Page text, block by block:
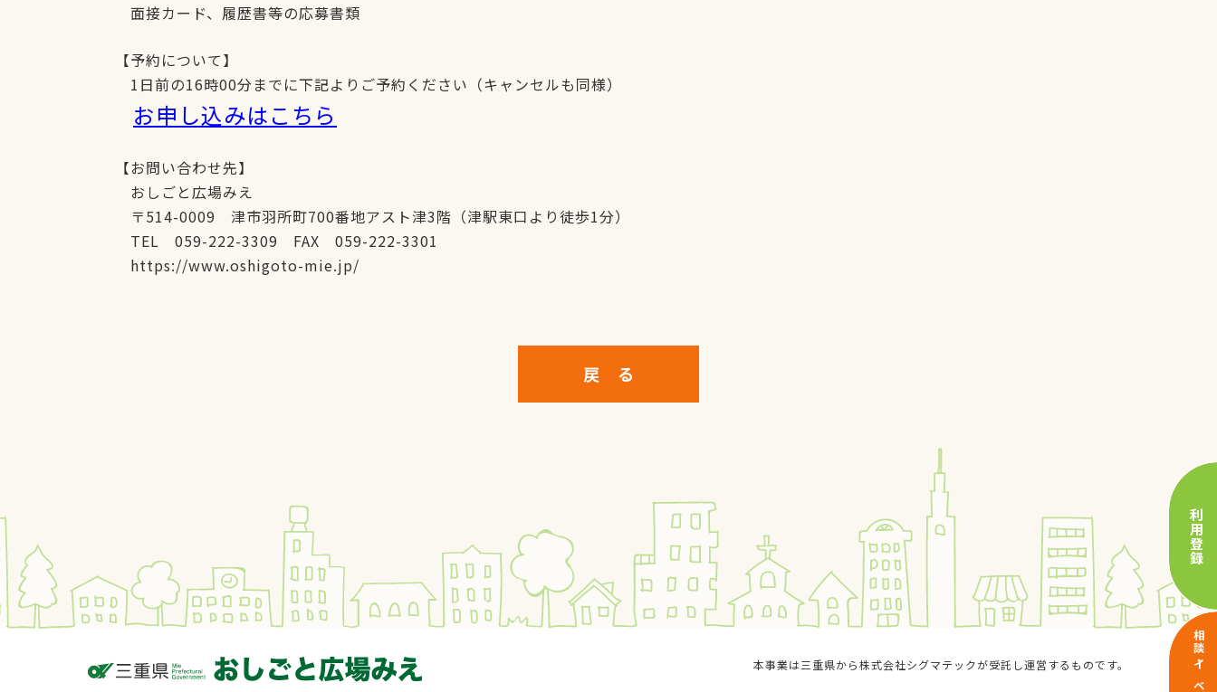
面接カード、履歴書等の応募書類
【予約について】
1日前の16時00分までに下記よりご予約ください（キャンセルも同様）
お申し込みはこちら
【お問い合わせ先】
おしごと広場みえ
〒514-0009 津市羽所町700番地アスト津3階（津駅東口より徒歩1分）
TEL 059-222-3309 FAX 059-222-3301
https://www.oshigoto-mie.jp/
戻 る
本事業は三重県から株式会社シグマテックが受託し運営するものです。
利用登録